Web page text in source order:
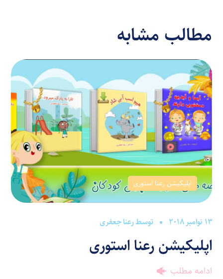
مطالب مشابه
اپلیکیشن رعنا استوری
13 نوامبر 2018 توسطرعنا جعفری
اپلیکیشن رعنا استوری
ادامه مطلب